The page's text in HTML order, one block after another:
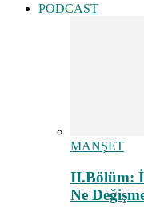
PODCAST
MANŞET
II.Bölüm:
Ne